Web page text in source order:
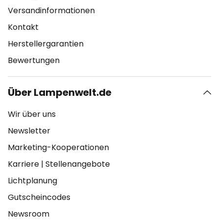
Versandinformationen
Kontakt
Herstellergarantien
Bewertungen
Über Lampenwelt.de
Wir über uns
Newsletter
Marketing-Kooperationen
Karriere | Stellenangebote
Lichtplanung
Gutscheincodes
Newsroom